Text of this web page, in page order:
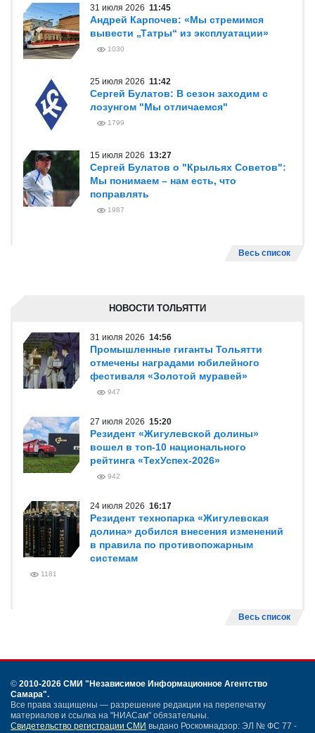
31 июля 2026 11:45
Андрей Карпочев: «Мы стремимся
вывести „Татры“ из эксплуатации»
1030
25 июля 2026 11:42
Сергей Булатов: В сезон заходим с
лозунгом "Мы отличаемся"
1799
15 июля 2026 13:27
Сергей Булатов о "Крыльях Советов":
Мы понимаем – нам есть, что
поправлять
1987
Весь список
НОВОСТИ ТОЛЬЯТТИ
31 июля 2026 14:56
Промышленные гиганты Тольятти
отмечены наградами юбилейного
фестиваля «Золотой муравей»
947
27 июля 2026 15:20
Резидент «Жигулевской долины»
вошел в топ-10 национального
рейтинга «ТехУспех-2026»
942
24 июля 2026 16:17
Резидент технопарка «Жигулевская
долина» добился внесения изменений
в правила по противопожарным
системам
1181
Весь список
© 2010-2026 СМИ "Независимое Информационное Агентство
Самара".
Все права защищены — разрешение редакции на перепечатку
материалов и ссылка на "НИАСам" обязательны.
Свидетельство регистрации СМИ выдано Роскомнадзор: ЭЛ № ФС 77 -